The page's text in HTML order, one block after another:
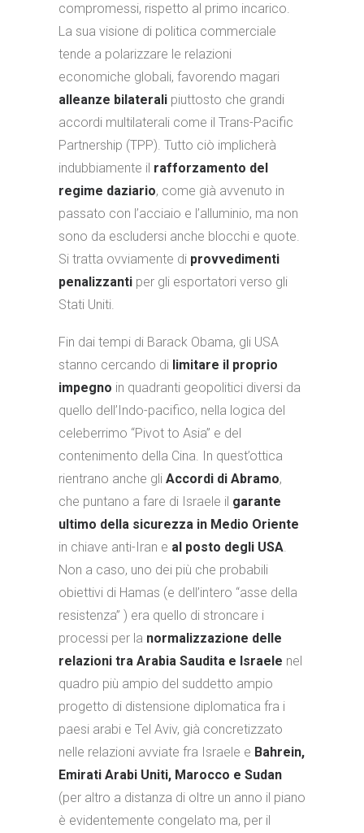
compromessi, rispetto al primo incarico.
La sua visione di politica commerciale
tende a polarizzare le relazioni
economiche globali, favorendo magari
alleanze bilaterali piuttosto che grandi
accordi multilaterali come il Trans-Pacific
Partnership (TPP). Tutto ciò implicherà
indubbiamente il rafforzamento del
regime daziario, come già avvenuto in
passato con l’acciaio e l’alluminio, ma non
sono da escludersi anche blocchi e quote.
Si tratta ovviamente di provvedimenti
penalizzanti per gli esportatori verso gli
Stati Uniti.
Fin dai tempi di Barack Obama, gli USA
stanno cercando di limitare il proprio
impegno in quadranti geopolitici diversi da
quello dell’Indo-pacifico, nella logica del
celeberrimo “Pivot to Asia” e del
contenimento della Cina. In quest’ottica
rientrano anche gli Accordi di Abramo,
che puntano a fare di Israele il garante
ultimo della sicurezza in Medio Oriente
in chiave anti-Iran e al posto degli USA.
Non a caso, uno dei più che probabili
obiettivi di Hamas (e dell’intero “asse della
resistenza” ) era quello di stroncare i
processi per la normalizzazione delle
relazioni tra Arabia Saudita e Israele nel
quadro più ampio del suddetto ampio
progetto di distensione diplomatica fra i
paesi arabi e Tel Aviv, già concretizzato
nelle relazioni avviate fra Israele e Bahrein,
Emirati Arabi Uniti, Marocco e Sudan
(per altro a distanza di oltre un anno il piano
è evidentemente congelato ma, per il